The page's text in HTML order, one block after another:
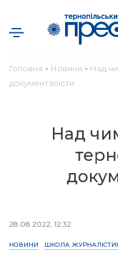
Головна ● Новини ● Над
документалісти
Над
28.08.2022, 12:32
НОВИНИ ШКОЛА